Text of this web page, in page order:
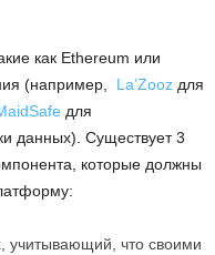
как Ethereum или
(например, La’Zooz для
для
данных). Существует 3
которые должны
учитывающий, что своими